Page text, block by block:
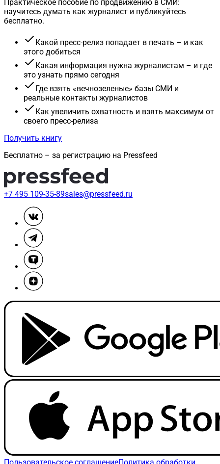
Практическое пособие по продвижению в СМИ:
научитесь думать как журналист и публикуйтесь
бесплатно.
Какой пресс-релиз попадает в печать – и как
этого добиться
Какая информация нужна журналистам – и где
это узнать прямо сегодня
Где взять «вечнозеленые» базы СМИ и
реальные контакты журналистов
Как увеличить охватность и взять максимум от
своего пресс-релиза
Получить книгу
Бесплатно – за регистрацию на Pressfeed
+7 495 109-35-89sales@pressfeed.ru